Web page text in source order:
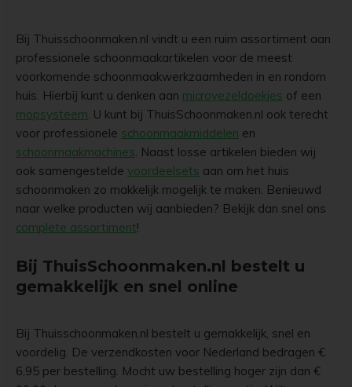
Bij Thuisschoonmaken.nl vindt u een ruim assortiment aan
professionele schoonmaakartikelen voor de meest
voorkomende schoonmaakwerkzaamheden in en rondom
huis. Hierbij kunt u denken aan microvezeldoekjes of een
mopsysteem. U kunt bij ThuisSchoonmaken.nl ook terecht
voor professionele schoonmaakmiddelen en
schoonmaakmachines. Naast losse artikelen bieden wij
ook samengestelde voordeelsets aan om het huis
schoonmaken zo makkelijk mogelijk te maken. Benieuwd
naar welke producten wij aanbieden? Bekijk dan snel ons
complete assortiment!
Bij ThuisSchoonmaken.nl bestelt u
gemakkelijk en snel online
Bij Thuisschoonmaken.nl bestelt u gemakkelijk, snel en
voordelig. De verzendkosten voor Nederland bedragen €
6,95 per bestelling. Mocht uw bestelling hoger zijn dan €